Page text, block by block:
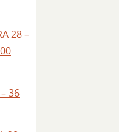
28 –
36